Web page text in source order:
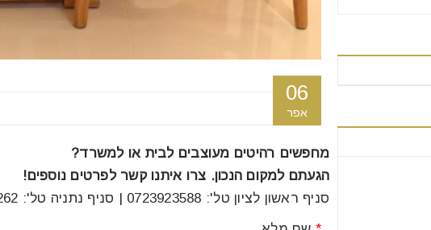
06
אפר
מחפשים רהיטים מעוצבים לבית או למשרד?
הגעתם למקום הנכון. צרו איתנו קשר לפרטים נוספים!
סניף ראשון לציון טל': 0723923588 | סניף נתניה טל': 0559704262